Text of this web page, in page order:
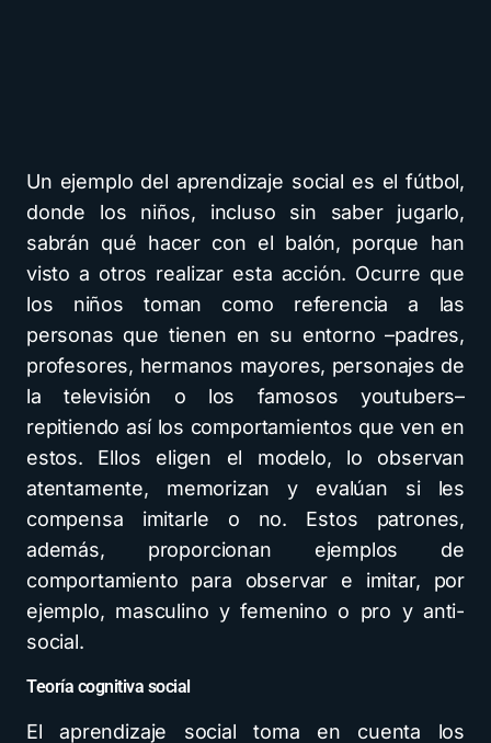
Un ejemplo del aprendizaje social es el fútbol,
donde los niños, incluso sin saber jugarlo,
sabrán qué hacer con el balón, porque han
visto a otros realizar esta acción. Ocurre que
los niños toman como referencia a las
personas que tienen en su entorno –padres,
profesores, hermanos mayores, personajes de
la televisión o los famosos youtubers–
repitiendo así los comportamientos que ven en
estos. Ellos eligen el modelo, lo observan
atentamente, memorizan y evalúan si les
compensa imitarle o no. Estos patrones,
además, proporcionan ejemplos de
comportamiento para observar e imitar, por
ejemplo, masculino y femenino o pro y anti-
social.
Teoría cognitiva social
El aprendizaje social toma en cuenta los